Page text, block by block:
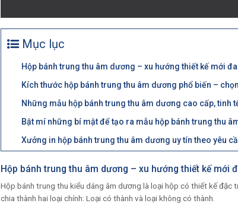
Mục lục
Hộp bánh trung thu âm dương – xu hướng thiết kế mới
Kích thước hộp bánh trung thu âm dương phổ biến –
Những mẫu hộp bánh trung thu âm dương cao cấp, tinh
Bật mí những bí mật để tạo ra mẫu hộp bánh trung thu
Xưởng in hộp bánh trung thu âm dương uy tín theo yêu
Hộp bánh trung thu âm dương – xu hướng thiết kế mới
Hộp bánh trung thu kiểu dáng âm dương là loại hộp có thiết kế đặc
chia thành hai loại chính: Loại có thành và loại không có thành.